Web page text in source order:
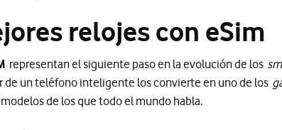
relojes con eSim
representan el siguiente paso en la evolución de los
de un teléfono inteligente los convierte en uno de los
de los que todo el mundo habla.